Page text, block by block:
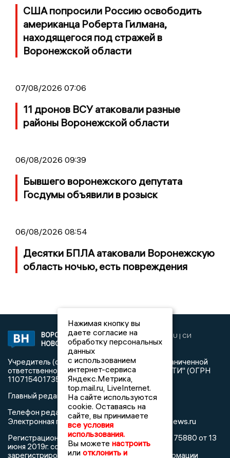
США попросили Россию освободить
американца Роберта Гилмана,
находящегося под стражей в
Воронежской области
07/08/2026 07:06
11 дронов ВСУ атаковали разные
районы Воронежской области
06/08/2026 09:39
Бывшего воронежского депутата
Госдумы объявили в розыск
06/08/2026 08:54
Десятки БПЛА атаковали Воронежскую
область ночью, есть повреждения
ВОРОНЕЖСКИЕ
НОВОСТИ
2019 © VORONEZHNEWS.RU | СИ
«Воронежские новости»
Учредитель (соучредители): Общество с ограниченной
ответственностью "РЕГИОНАЛЬНЫЕ НОВОСТИ" (ОГРН
1107154017354)
Главный редактор: Пирогов А.А.
Телефон редакции: +7 (473) 262 77 92
Электронная почта редакции:info@voronezhnews.ru
Регистрационный номер: серия Эл № ФС 77 - 75880 от 13
июня 2019г. согласно выписке из реестра
зарегистрированных средств массовой информации
Нажимая кнопку вы
даете согласие на
обработку персональных
данных
с использованием
интернет-сервиса
Яндекс.Метрика,
top.mail.ru, LiveInternet.
На сайте используются
cookie. Оставаясь на
сайте, вы принимаете
все условия
использования.
Вы можете настроить
или отклонить и